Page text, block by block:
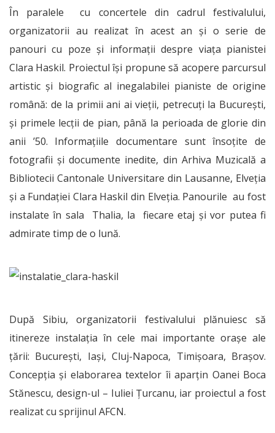
În paralele cu concertele din cadrul festivalului,
organizatorii au realizat în acest an și o serie de
panouri cu poze și informații despre viața pianistei
Clara Haskil. Proiectul își propune să acopere parcursul
artistic și biografic al inegalabilei pianiste de origine
română: de la primii ani ai vieții, petrecuți la București,
și primele lecții de pian, până la perioada de glorie din
anii ’50. Informațiile documentare sunt însoțite de
fotografii și documente inedite, din Arhiva Muzicală a
Bibliotecii Cantonale Universitare din Lausanne, Elveția
și a Fundației Clara Haskil din Elveția. Panourile au fost
instalate în sala Thalia, la fiecare etaj și vor putea fi
admirate timp de o lună.
După Sibiu, organizatorii festivalului plănuiesc să
itinereze instalația în cele mai importante orașe ale
țării: București, Iași, Cluj-Napoca, Timișoara, Brașov.
Concepția și elaborarea textelor îi aparțin Oanei Boca
Stănescu, design-ul – Iuliei Țurcanu, iar proiectul a fost
realizat cu sprijinul AFCN.